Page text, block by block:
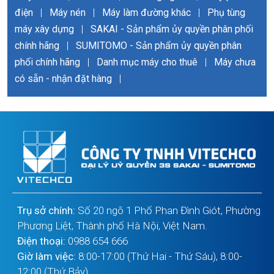
điện
| Máy nén | Máy làm đường khác |
Phụ tùng
máy xây dựng
|
SAKAI - Sản phẩm ủy quyền phân phối
chính hãng
|
SUMITOMO - Sản phẩm ủy quyền phân
phối chính hãng
| Danh mục máy cho thuê |
Máy chưa
có sẵn - nhận đặt hàng
|
Trụ sở chính: Số 20 ngõ 1 Phố Phan Đình Giót, Phường
Phương Liệt, Thành phố Hà Nội, Việt Nam.
Điện thoại: 0988 654 666
Giờ làm việc: 8:00-17:00 (Thứ Hai - Thứ Sáu), 8:00-
12:00 (Thứ Bảy)